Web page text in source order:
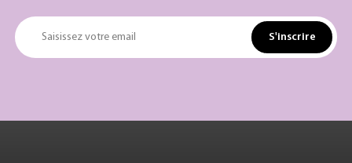
Saisissez votre email S'inscrire